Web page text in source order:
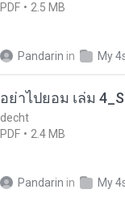
PDF
2.5 MB
Pandarin in My
อย่าไปยอม เล่ม
decht
PDF
2.4 MB
Pandarin in My